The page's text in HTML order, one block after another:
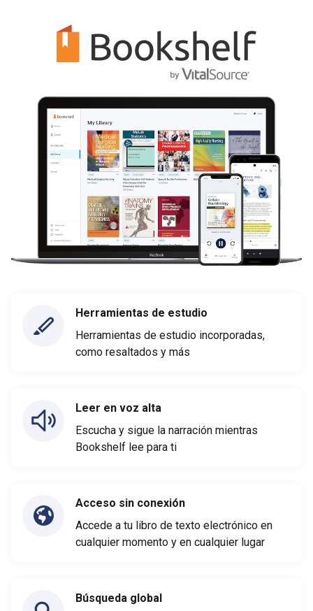
Herramientas de estudio
Herramientas de estudio incorporadas,
como resaltados y más
Leer en voz alta
Escucha y sigue la narración mientras
Bookshelf lee para ti
Acceso sin conexión
Accede a tu libro de texto electrónico en
cualquier momento y en cualquier lugar
Búsqueda global